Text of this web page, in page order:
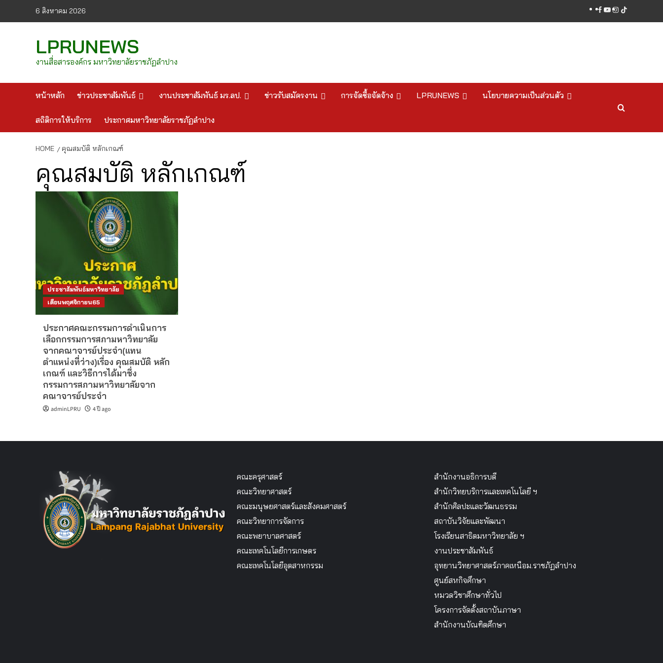
6 สิงหาคม 2026 facebook
youtube
instagram
tiktok
LPRUNEWS
งานสื่อสารองค์กร มหาวิทยาลัยราชภัฏลำปาง
หน้าหลัก ข่าวประชาสัมพันธ์ งานประชาสัมพันธ์ มร.ลป. ข่าวรับสมัครงาน การจัดซื้อจัดจ้าง LPRUNEWS นโยบายความเป็นส่วนตัว
สถิติการให้บริการ ประกาศมหาวิทยาลัยราชภัฏลำปาง
HOME คุณสมบัติ หลักเกณฑ์
คุณสมบัติ หลักเกณฑ์
ประชาสัมพันธ์มหาวิทยาลัย
เดือนพฤศจิกายน65
ประกาศคณะกรรมการดำเนินการ
เลือกกรรมการสภามหาวิทยาลัย
จากคณาจารย์ประจำ(แทน
ตำแหน่งที่ว่าง)เรื่อง คุณสมบัติ หลัก
เกณฑ์ และวิธีการได้มาซึ่ง
กรรมการสภามหาวิทยาลัยจาก
คณาจารย์ประจำ
adminLPRU 4 ปี ago
คณะครุศาสตร์
คณะวิทยาศาสตร์
คณะมนุษยศาสตร์และสังคมศาสตร์
คณะวิทยาการจัดการ
คณะพยาบาลศาสตร์
คณะเทคโนโลยีการเกษตร
คณะเทคโนโลยีอุตสาหกรรม
สำนักงานอธิการบดี
สำนักวิทยบริการและเทคโนโลยี ฯ
สำนักศิลปะและวัฒนธรรม
สถาบันวิจัยและพัฒนา
โรงเรียนสาธิตมหาวิทยาลัย ฯ
งานประชาสัมพันธ์
อุทยานวิทยาศาสตร์ภาคเหนือม.ราชภัฏลำปาง
ศูนย์สหกิจศึกษา
หมวดวิชาศึกษาทั่วไป
โครงการจัดตั้งสถาบันภาษา
สำนักงานบัณฑิตศึกษา